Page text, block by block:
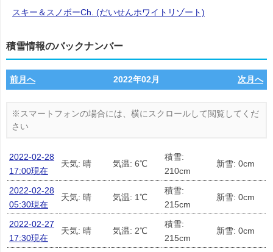
スキー＆スノボーCh. (だいせんホワイトリゾート)
積雪情報のバックナンバー
前月へ 2022年02月 次月へ
2022-02-28
17:00現在
天気: 晴 気温: 6℃
積雪:
210cm
新雪: 0cm
2022-02-28
05:30現在
天気: 晴 気温: 1℃
積雪:
215cm
新雪: 0cm
2022-02-27
17:30現在
天気: 晴 気温: 2℃
積雪:
215cm
新雪: 0cm